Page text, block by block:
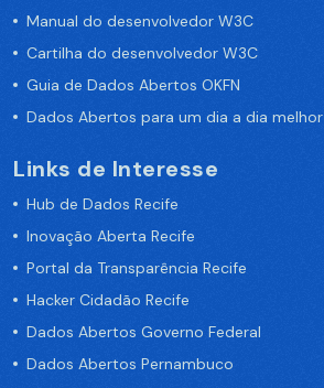
Manual do desenvolvedor W3C
Cartilha do desenvolvedor W3C
Guia de Dados Abertos OKFN
Dados Abertos para um dia a dia melhor
Links de Interesse
Hub de Dados Recife
Inovação Aberta Recife
Portal da Transparência Recife
Hacker Cidadão Recife
Dados Abertos Governo Federal
Dados Abertos Pernambuco